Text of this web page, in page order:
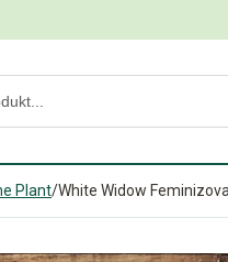
Plant/White Widow